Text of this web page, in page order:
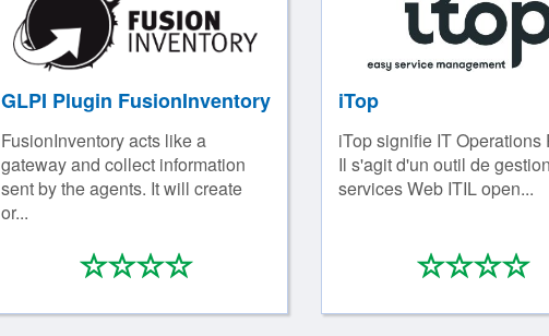
GLPI Plugin FusionInventory
FusionInventory acts like a
gateway and collect information
sent by the agents. It will create
or...
****
0/4
iTop
iTop signifie IT Operations
Il s'agit d'un outil de
services Web ITIL open...
***